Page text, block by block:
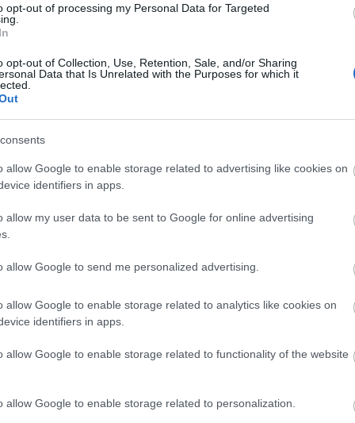
opt-out of processing my Personal Data for Targeted
opt-out of Collection, Use, Retention, Sale, and/or Sharing
Data that Is Unrelated with the Purposes for which it
allow Google to enable storage related to advertising like cookies on
identifiers in apps.
allow my user data to be sent to Google for online advertising
allow Google to send me personalized advertising.
allow Google to enable storage related to analytics like cookies on
identifiers in apps.
allow Google to enable storage related to functionality of the website
allow Google to enable storage related to personalization.
pimentas é fascinante. A capsaicina interage com os
sem danificar os tecidos. É por isso que a água
pimentas também contêm antioxidantes como a vitamina
que auxiliam o sistema imunológico e a saúde do
há mais de 9.500 anos, sendo o Peru o país com o maior
"pimentas" porque lhe lembravam a pimenta-do-reino.
a produção. As pimentas são usadas em muitos
cancerígenas, o que as torna uma verdadeira
pimenta
em cada mordida. Meia xícara de pimentas
necessidade diária de vitamina C. Essa vitamina
— mais do que frutas cítricas por grama.
caroteno para a saúde ocular e imunológica.
a vitamina B6 auxilia o metabolismo e o folato contribui
e ferro para a saúde do sangue.
oferecem fibras alimentares (0,7 g por porção) para